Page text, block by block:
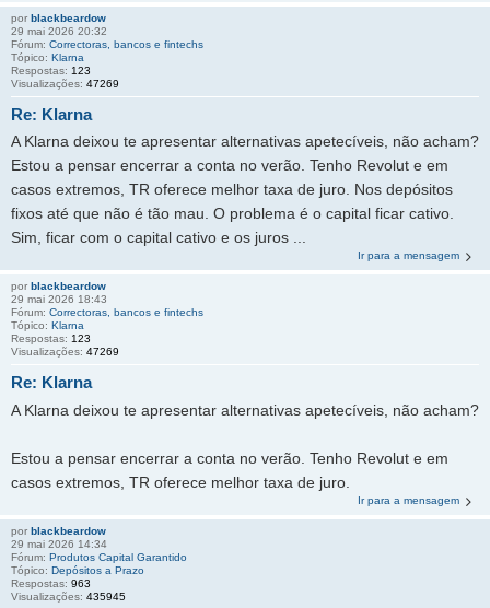
por blackbeardow
29 mai 2026 20:32
Fórum: Correctoras, bancos e fintechs
Tópico: Klarna
Respostas: 123
Visualizações: 47269
Re: Klarna
A Klarna deixou te apresentar alternativas apetecíveis, não acham?
Estou a pensar encerrar a conta no verão. Tenho Revolut e em
casos extremos, TR oferece melhor taxa de juro. Nos depósitos
fixos até que não é tão mau. O problema é o capital ficar cativo.
Sim, ficar com o capital cativo e os juros ...
Ir para a mensagem
por blackbeardow
29 mai 2026 18:43
Fórum: Correctoras, bancos e fintechs
Tópico: Klarna
Respostas: 123
Visualizações: 47269
Re: Klarna
A Klarna deixou te apresentar alternativas apetecíveis, não acham?
Estou a pensar encerrar a conta no verão. Tenho Revolut e em
casos extremos, TR oferece melhor taxa de juro.
Ir para a mensagem
por blackbeardow
29 mai 2026 14:34
Fórum: Produtos Capital Garantido
Tópico: Depósitos a Prazo
Respostas: 963
Visualizações: 435945